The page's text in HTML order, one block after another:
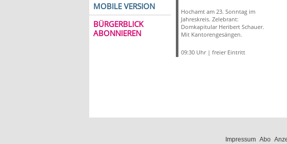
MOBILE VERSION
BÜRGERBLICK
ABONNIEREN
Hochamt am 23. Sonntag im
Jahreskreis. Zelebrant:
Domkapitular Heribert Schauer.
Mit Kantorengesängen.
09:30 Uhr | freier Eintritt
Impressum Abo